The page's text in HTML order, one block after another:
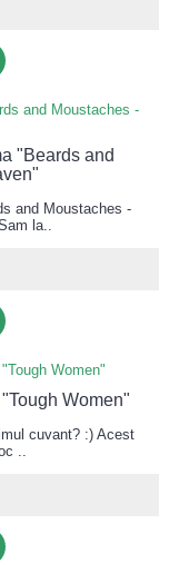
"Beards and
and Moustaches -
la..
Women"
cuvant? :) Acest
..